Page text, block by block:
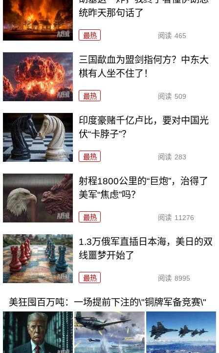
统昨天那句话了
最热 阅读 465
三国歃血为盟剑指何方？中东大
棋有人坐不住了！
最热 阅读 509
印度豪赌千亿卢比，要对中国光
伏“卡脖子”？
最热 阅读 283
射程1800公里的“巨炮”，治得了
美军“焦虑”吗？
最热 阅读 11276
1.3万俄军直插日本海，美日的双
线噩梦开始了
最热 阅读 8995
美狂囤百万吨：一场提前下注的\"铜牌军备竞赛\"